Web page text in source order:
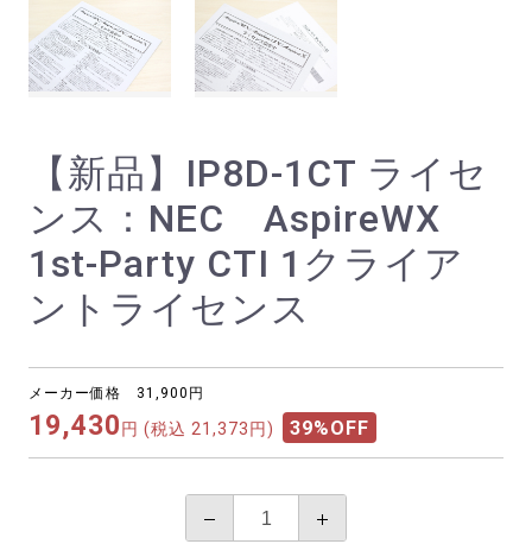
【新品】IP8D-1CT ライセ
ンス：NEC AspireWX
1st-Party CTI 1クライア
ントライセンス
メーカー価格 31,900円
19,430 円 (税込 21,373円) 39%OFF